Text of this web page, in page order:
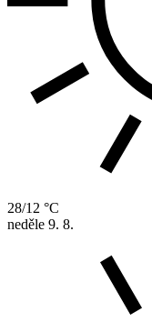
28/12 °C
neděle 9. 8.